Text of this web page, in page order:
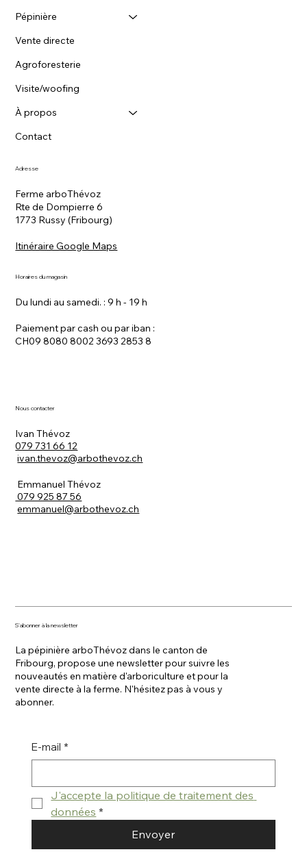
Pépinière
Vente directe
Agroforesterie
Visite/woofing
À propos
Contact
Adresse
Ferme arboThévoz
Rte de Dompierre 6
1773 Russy (Fribourg)
Itinéraire Google Maps
Horaires du magasin
Du lundi au samedi. : 9 h - 19 h
Paiement par cash ou par iban :
CH09 8080 8002 3693 2853 8
Nous contacter
Ivan Thévoz
079 731 66 12
ivan.thevoz@arbothevoz.ch
Emmanuel Thévoz
079 925 87 56
emmanuel@arbothevoz.ch
S'abonner à la newsletter
La pépinière arboThévoz dans le canton de
Fribourg, propose une newsletter pour suivre les
nouveautés en matière d'arboriculture et pour la
vente directe à la ferme. N'hésitez pas à vous y
abonner.
E-mail *
J'accepte la politique de traitement des
données *
Envoyer